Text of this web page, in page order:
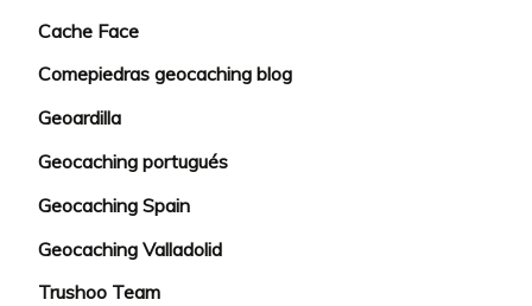
Cache Face
Comepiedras geocaching blog
Geoardilla
Geocaching portugués
Geocaching Spain
Geocaching Valladolid
Trushoo Team